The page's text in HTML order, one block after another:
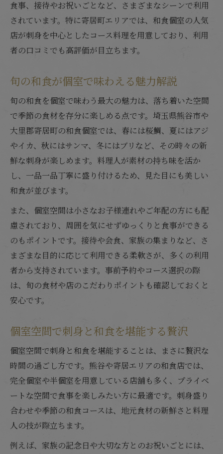
食事、接待やお祝いごとなど、さまざまなシーンで利用
されています。特に寄居町エリアでは、和食個室の人気
店が刺身を中心としたコース料理を用意しており、利用
者の口コミでも高評価が目立ちます。
旬の和食が個室で味わえる魅力解説
旬の和食を個室で味わう最大の魅力は、落ち着いた空間
で季節の食材を存分に楽しめる点です。埼玉県熊谷市や
大里郡寄居町の和食個室では、春には桜鯛、夏にはアジ
やイカ、秋にはサンマ、冬にはブリなど、その時々の新
鮮な刺身が楽しめます。料理人が素材の持ち味を活か
し、一品一品丁寧に盛り付けるため、見た目にも美しい
和食が並びます。
また、個室空間は小さなお子様連れやご年配の方にも配
慮されており、周囲を気にせずゆっくりと食事ができる
のもポイントです。接待や会食、家族の集まりなど、さ
まざまな目的に応じて利用できる柔軟さが、多くの利用
者から支持されています。事前予約やコース選択の際
は、旬の食材や店のこだわりポイントも確認しておくと
安心です。
個室空間で刺身と和食を堪能する贅沢
個室空間で刺身と和食を堪能することは、まさに贅沢な
時間の過ごし方です。熊谷や寄居エリアの和食店では、
完全個室や半個室を用意している店舗も多く、プライベ
ートな空間で食事を楽しみたい方に最適です。刺身盛り
合わせや季節の和食コースは、地元食材の新鮮さと料理
人の技が際立ちます。
例えば、家族の記念日や大切な方とのお祝いごとには、